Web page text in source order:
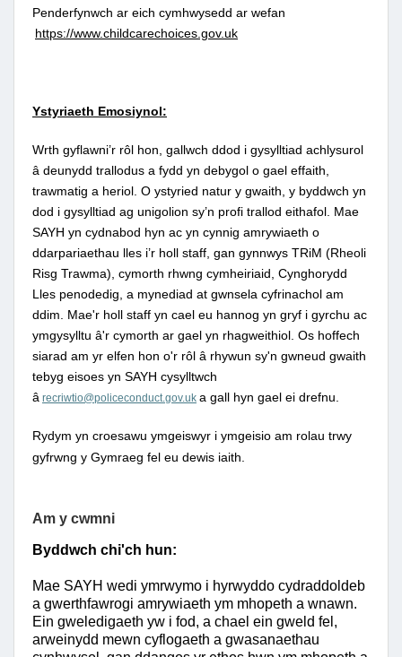
Penderfynwch ar eich cymhwysedd ar wefan
https://www.childcarechoices.gov.uk
Ystyriaeth Emosiynol:
Wrth gyflawni’r rôl hon, gallwch ddod i gysylltiad achlysurol
â deunydd trallodus a fydd yn debygol o gael effaith,
trawmatig a heriol. O ystyried natur y gwaith, y byddwch yn
dod i gysylltiad ag unigolion sy’n profi trallod eithafol. Mae
SAYH yn cydnabod hyn ac yn cynnig amrywiaeth o
ddarpariaethau lles i’r holl staff, gan gynnwys TRiM (Rheoli
Risg Trawma), cymorth rhwng cymheiriaid, Cynghorydd
Lles penodedig, a mynediad at gwnsela cyfrinachol am
ddim. Mae'r holl staff yn cael eu hannog yn gryf i gyrchu ac
ymgysylltu â'r cymorth ar gael yn rhagweithiol. Os hoffech
siarad am yr elfen hon o'r rôl â rhywun sy'n gwneud gwaith
tebyg eisoes yn SAYH cysylltwch
â recriwtio@policeconduct.gov.uk a gall hyn gael ei drefnu.
Rydym yn croesawu ymgeiswyr i ymgeisio am rolau trwy
gyfrwng y Gymraeg fel eu dewis iaith.
Am y cwmni
Byddwch chi'ch hun:
Mae SAYH wedi ymrwymo i hyrwyddo cydraddoldeb
a gwerthfawrogi amrywiaeth ym mhopeth a wnawn.
Ein gweledigaeth yw i fod, a chael ein gweld fel,
arweinydd mewn cyflogaeth a gwasanaethau